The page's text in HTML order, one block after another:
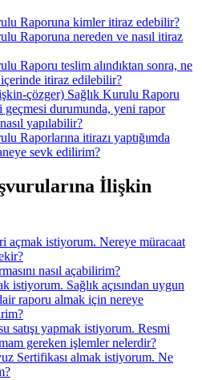
Raporuna kimler itiraz edebilir?
Raporuna nereden ve nasıl itiraz
Raporu teslim alındıktan sonra, ne
itiraz edilebilir?
çözger) Sağlık Kurulu Raporu
geçmesi durumunda, yeni rapor
yapılabilir?
Raporlarına itirazı yaptığımda
sevk edilirim?
İlişkin
açmak istiyorum. Nereye müracaat
nasıl açabilirim?
istiyorum. Sağlık açısından uygun
raporu almak için nereye
satışı yapmak istiyorum. Resmi
gereken işlemler nelerdir?
Sertifikası almak istiyorum. Ne